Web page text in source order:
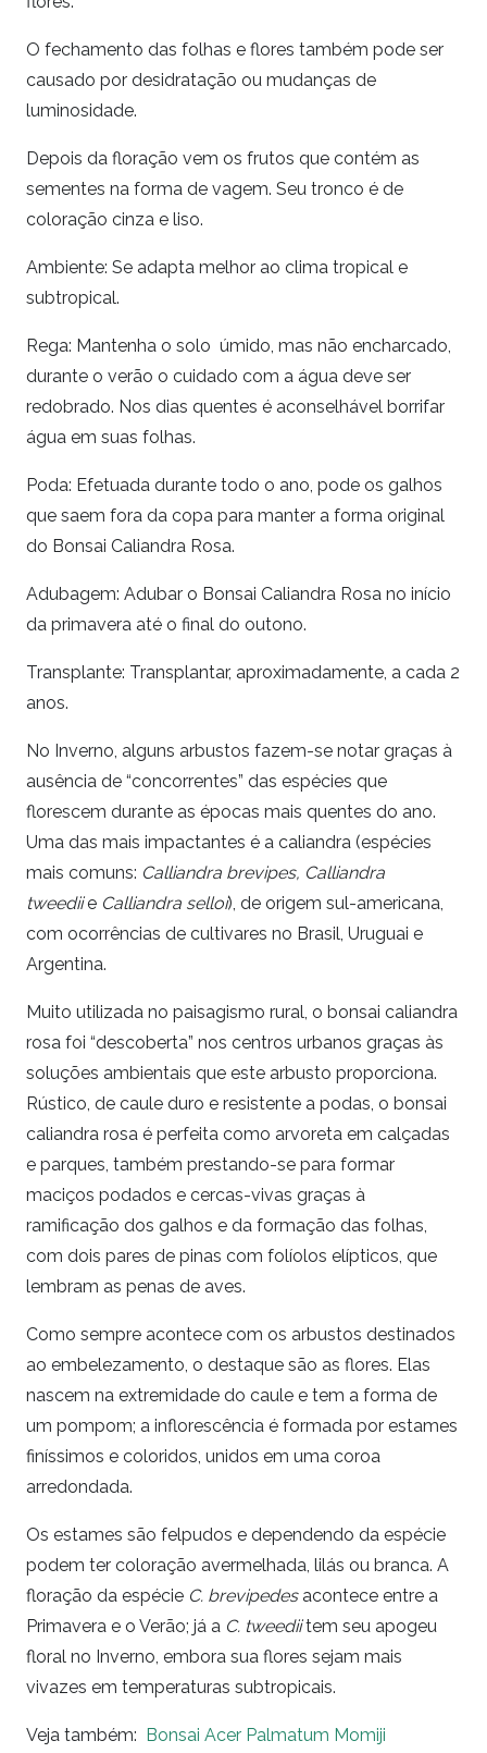
O fechamento das folhas e flores também pode ser
causado por desidratação ou mudanças de
luminosidade.
Depois da floração vem os frutos que contém as
sementes na forma de vagem. Seu tronco é de
coloração cinza e liso.
Ambiente: Se adapta melhor ao clima tropical e
subtropical.
Rega: Mantenha o solo úmido, mas não encharcado,
durante o verão o cuidado com a água deve ser
redobrado. Nos dias quentes é aconselhável borrifar
água em suas folhas.
Poda: Efetuada durante todo o ano, pode os galhos
que saem fora da copa para manter a forma original
do Bonsai Caliandra Rosa.
Adubagem: Adubar o Bonsai Caliandra Rosa no início
da primavera até o final do outono.
Transplante: Transplantar, aproximadamente, a cada 2
anos.
No Inverno, alguns arbustos fazem-se notar graças à
ausência de “concorrentes” das espécies que
florescem durante as épocas mais quentes do ano.
Uma das mais impactantes é a caliandra (espécies
mais comuns: Calliandra brevipes, Calliandra
tweediie Calliandra selloi), de origem sul-americana,
com ocorrências de cultivares no Brasil, Uruguai e
Argentina.
Muito utilizada no paisagismo rural, o bonsai caliandra
rosa foi “descoberta” nos centros urbanos graças às
soluções ambientais que este arbusto proporciona.
Rústico, de caule duro e resistente a podas, o bonsai
caliandra rosa é perfeita como arvoreta em calçadas
e parques, também prestando-se para formar
maciços podados e cercas-vivas graças à
ramificação dos galhos e da formação das folhas,
com dois pares de pinas com folíolos elípticos, que
lembram as penas de aves.
Como sempre acontece com os arbustos destinados
ao embelezamento, o destaque são as flores. Elas
nascem na extremidade do caule e tem a forma de
um pompom; a inflorescência é formada por estames
finíssimos e coloridos, unidos em uma coroa
arredondada.
Os estames são felpudos e dependendo da espécie
podem ter coloração avermelhada, lilás ou branca. A
floração da espécie C. brevipedesacontece entre a
Primavera e o Verão; já a C. tweediitem seu apogeu
floral no Inverno, embora sua flores sejam mais
vivazes em temperaturas subtropicais.
Veja também: Bonsai Acer Palmatum Momiji